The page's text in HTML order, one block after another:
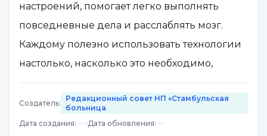
настроений, помогает легко выполнять
повседневные дела и расслаблять мозг.
Каждому полезно использовать технологии
настолько, насколько это необходимо,
правильно и своевременно.
Что такое цифровой детокс?
Создатель:
Редакционный совет НП «Стамбульская
больница
Дата создания: |Дата обновления: